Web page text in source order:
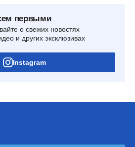
первыми
о свежих новостях
и других эксклюзивах
Instagram